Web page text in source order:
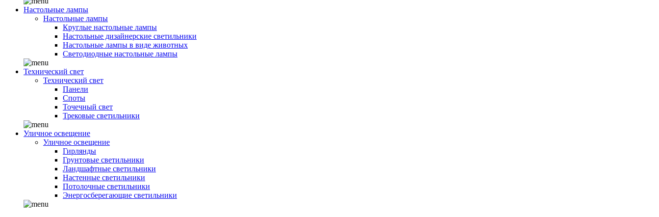
Настольные лампы
Настольные лампы
Круглые настольные лампы
Настольные дизайнерские светильники
Настольные лампы в виде животных
Светодиодные настольные лампы
Технический свет
Технический свет
Панели
Споты
Точечный свет
Трековые светильники
Уличное освещение
Уличное освещение
Гирлянды
Грунтовые светильники
Ландшафтные светильники
Настенные светильники
Потолочные светильники
Энергосберегающие светильники